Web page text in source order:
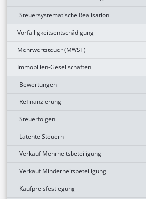
Steuersystematische Realisation
Vorfälligkeitsentschädigung
Mehrwertsteuer (MWST)
Immobilien-Gesellschaften
Bewertungen
Refinanzierung
Steuerfolgen
Latente Steuern
Verkauf Mehrheitsbeteiligung
Verkauf Minderheitsbeteiligung
Kaufpreisfestlegung